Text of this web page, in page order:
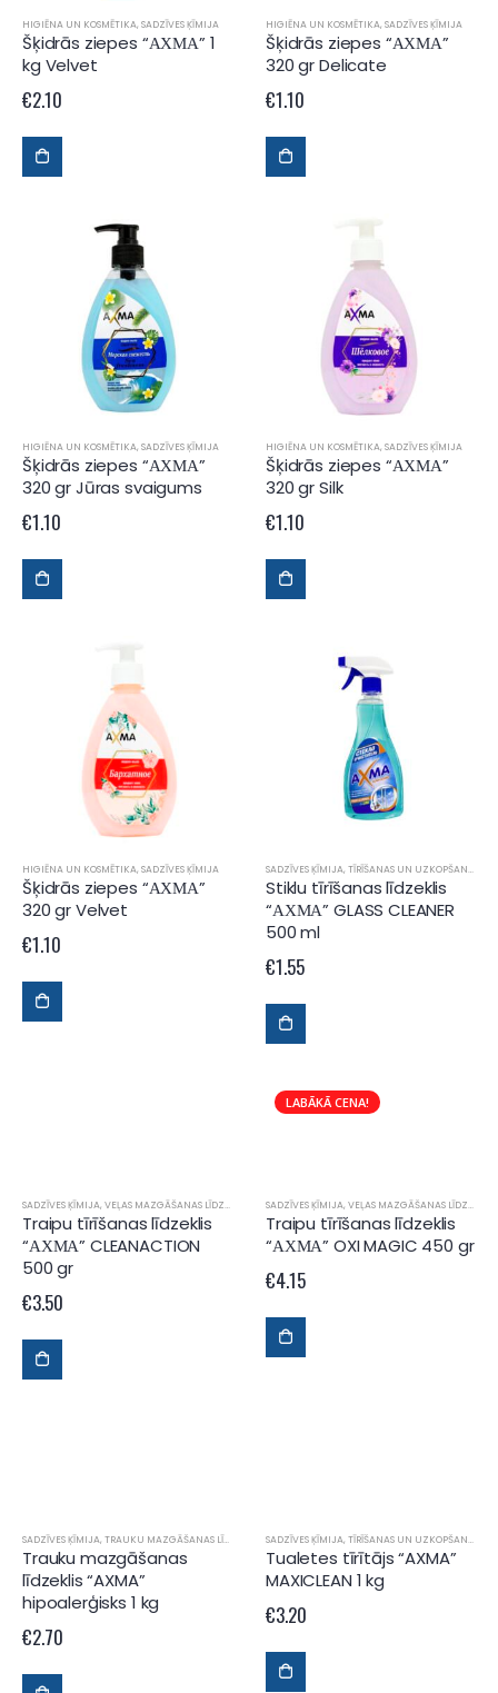
HIGIĒNA UN KOSMĒTIKA, SADZĪVES ĶĪMIJA
Šķidrās ziepes “АХМА” 1
kg Velvet
€2.10
HIGIĒNA UN KOSMĒTIKA, SADZĪVES ĶĪMIJA
Šķidrās ziepes “АХМА”
320 gr Delicate
€1.10
HIGIĒNA UN KOSMĒTIKA, SADZĪVES ĶĪMIJA
Šķidrās ziepes “АХМА”
320 gr Jūras svaigums
€1.10
HIGIĒNA UN KOSMĒTIKA, SADZĪVES ĶĪMIJA
Šķidrās ziepes “АХМА”
320 gr Silk
€1.10
HIGIĒNA UN KOSMĒTIKA, SADZĪVES ĶĪMIJA
Šķidrās ziepes “АХМА”
320 gr Velvet
€1.10
SADZĪVES ĶĪMIJA, TĪRĪŠANAS UN UZKOPŠANAS LĪDZEKĻI
Stiklu tīrīšanas līdzeklis
“АХМА” GLASS CLEANER
500 ml
€1.55
SADZĪVES ĶĪMIJA, VEĻAS MAZGĀŠANAS LĪDZEKĻI
Traipu tīrīšanas līdzeklis
“АХМА” CLEANACTION
500 gr
€3.50
LABĀKĀ CENA!
SADZĪVES ĶĪMIJA, VEĻAS MAZGĀŠANAS LĪDZEKĻI
Traipu tīrīšanas līdzeklis
“АХМА” OXI MAGIC 450 gr
€4.15
SADZĪVES ĶĪMIJA, TRAUKU MAZGĀŠANAS LĪDZEKĻI
Trauku mazgāšanas
līdzeklis “AXMA”
hipoalerģisks 1 kg
€2.70
SADZĪVES ĶĪMIJA, TĪRĪŠANAS UN UZKOPŠANAS LĪDZEKĻI
Tualetes tīrītājs “AXMA”
MAXICLEAN 1 kg
€3.20